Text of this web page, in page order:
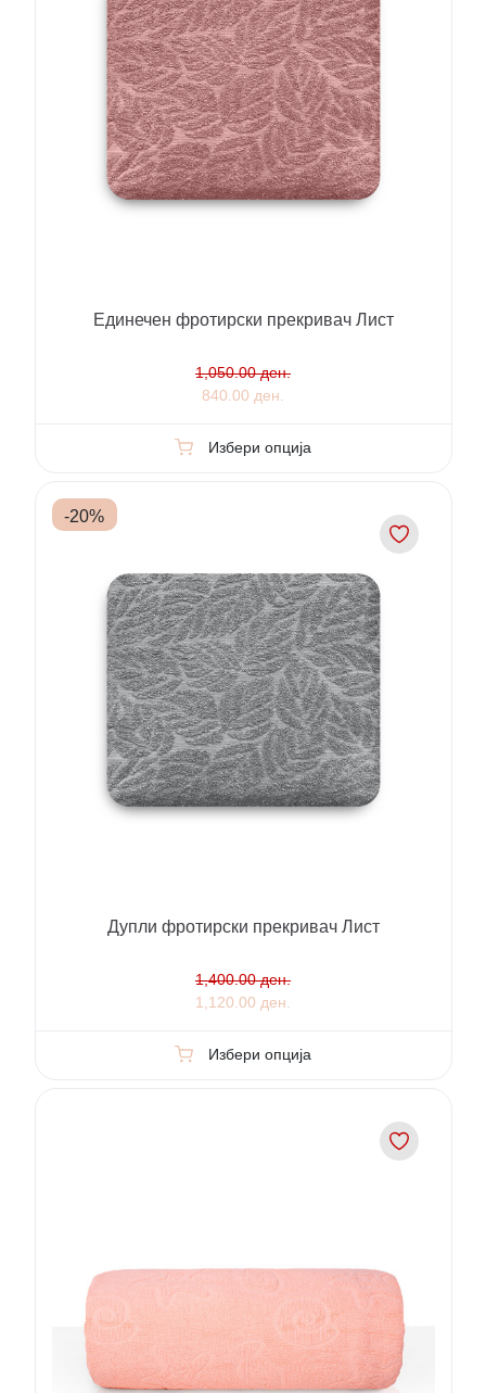
Единечен фротирски прекривач Лист
1,050.00 ден.
840.00 ден.
Избери опција
-20%
Дупли фротирски прекривач Лист
1,400.00 ден.
1,120.00 ден.
Избери опција